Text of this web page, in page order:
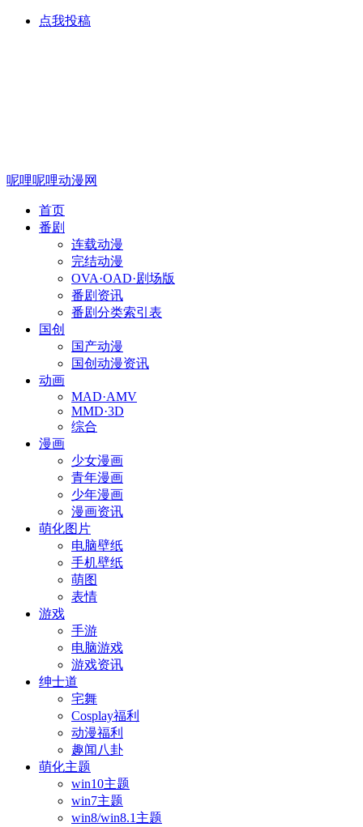
点我投稿
呢哩呢哩动漫网
首页
番剧
连载动漫
完结动漫
OVA·OAD·剧场版
番剧资讯
番剧分类索引表
国创
国产动漫
国创动漫资讯
动画
MAD·AMV
MMD·3D
综合
漫画
少女漫画
青年漫画
少年漫画
漫画资讯
萌化图片
电脑壁纸
手机壁纸
萌图
表情
游戏
手游
电脑游戏
游戏资讯
绅士道
宅舞
Cosplay福利
动漫福利
趣闻八卦
萌化主题
win10主题
win7主题
win8/win8.1主题